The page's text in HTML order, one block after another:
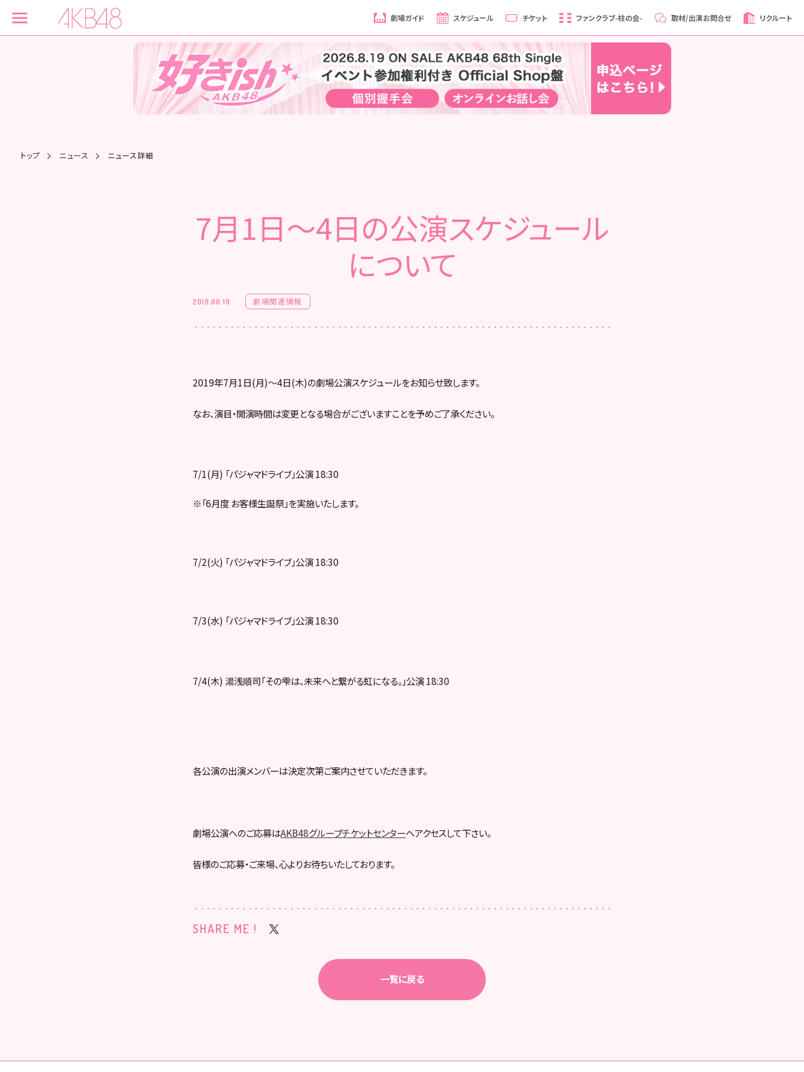
劇場ガイド スケジュール チケット ファンクラブ-柱の会- 取材/出演お問合せ リクルート
トップ ニュース ニュース詳細
7月1日～4日の公演スケジュール
について
2019.06.19 劇場関連情報
2019年7月1日(月)～4日(木)の劇場公演スケジュールをお知らせ致します。
なお、演目・開演時間は変更となる場合がございますことを予めご了承ください。
7/1(月) 「パジャマドライブ」公演 18:30
※「6月度 お客様生誕祭」を実施いたします。
7/2(火) 「パジャマドライブ」公演 18:30
7/3(水) 「パジャマドライブ」公演 18:30
7/4(木) 湯浅順司「その雫は、未来へと繋がる虹になる。」公演 18:30
各公演の出演メンバーは決定次第ご案内させていただきます。
劇場公演へのご応募はAKB48グループチケットセンターへアクセスして下さい。
皆様のご応募・ご来場、心よりお待ちいたしております。
SHARE ME !
一覧に戻る